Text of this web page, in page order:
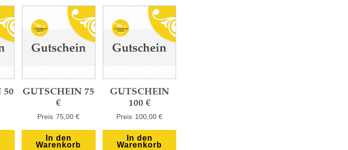
50
GUTSCHEIN 75
€
75,00 €
In den
Warenkorb
GUTSCHEIN
100 €
100,00 €
In den
Warenkorb